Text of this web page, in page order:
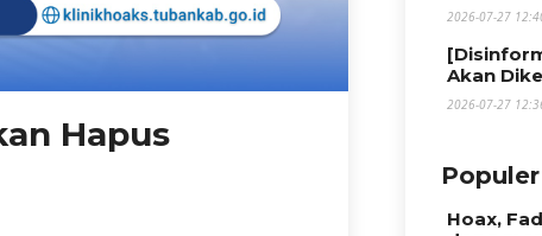
Hapus
2026-07-27
Akan
2026-07-27
Populer
Hoax,